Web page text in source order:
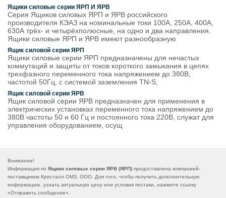
Ящики силовые серии ЯРП И ЯРВ
Серия Ящиков силовых ЯРП и ЯРВ российского
производителя КЭАЗ на номинальные токи 100А, 250А, 400А,
630А трёх- и четырёхполюсные, на одно и два направления.
Ящики силовые ЯРП и ЯРВ имеют разнообразную
Ящик силовой серии ЯРП
Ящики силовые серии ЯРП предназначены для нечастых
коммутаций и защиты от токов короткого замыкания в цепях
трехфазного переменного тока напряжением до 380В,
частотой 50Гц, с системой заземления TN-S,
Ящик силовой серии ЯРВ
Ящик силовой серии ЯРВ предназначен для применения в
электрических установках переменного тока напряжением до
380В частоты 50 и 60 Гц и постоянного тока 220В, служат для
управления оборудованием, осущ
Внимание!
Информация по Ящики силовые серии ЯРВ (ЯРП) предоставлена компанией-
поставщиком Кристалл ОМЗ, ООО. Для того, чтобы получить дополнительную
информацию, узнать актуальную цену или условия постаки, нажмите ссылку
«Отправить сообщение».